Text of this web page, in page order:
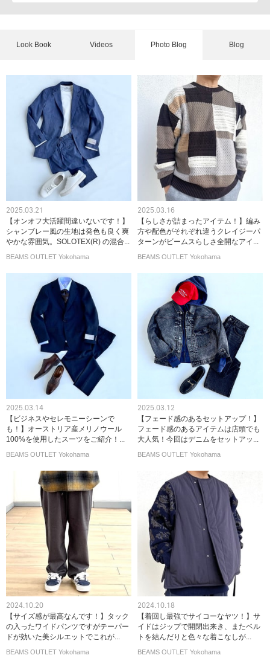
Look Book Videos Photo Blog Blog
2025.03.21
【オンオフ大活躍間違いないです！】
シャンブレー風の生地は発色も良く爽
やかな雰囲気。SOLOTEX(R) の混合...
BEAMS OUTLET Yokohama
2025.03.16
【らしさが詰まったアイテム！】編み
方や配色がそれぞれ違うクレイジーパ
ターンがビームスらしさ全開なアイ...
BEAMS OUTLET Yokohama
2025.03.14
【ビジネスやセレモニーシーンで
も！】オーストリア産メリノウール
100%を使用したスーツをご紹介！...
BEAMS OUTLET Yokohama
2025.03.12
【フェード感のあるセットアップ！】
フェード感のあるアイテムは店頭でも
大人気！今回はデニムをセットアッ...
BEAMS OUTLET Yokohama
2024.10.20
【サイズ感が最高なんです！】タック
の入ったワイドパンツですがテーパー
ドが効いた美シルエットでこれが...
BEAMS OUTLET Yokohama
2024.10.18
【着回し最強でサイコーなヤツ！】サ
イドはジップで開閉出来き、またベル
トを結んだりと色々な着こなしが...
BEAMS OUTLET Yokohama